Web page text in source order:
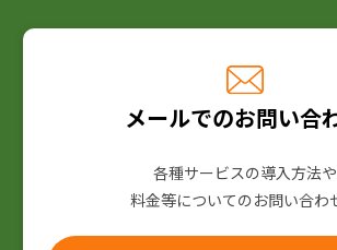
メールでのお問い合
各種サービスの導入方法や
料金等についてのお問い合わ